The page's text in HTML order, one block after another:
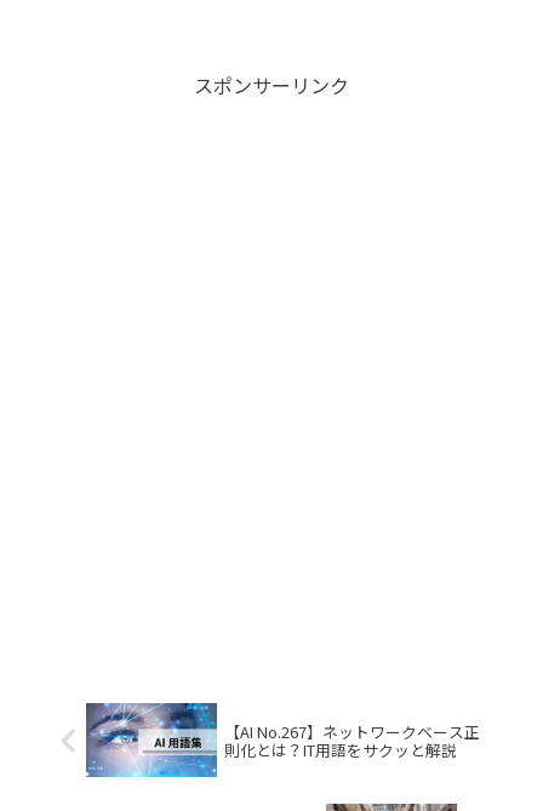
スポンサーリンク
【AI No.267】ネットワークベース正
則化とは？IT用語をサクッと解説